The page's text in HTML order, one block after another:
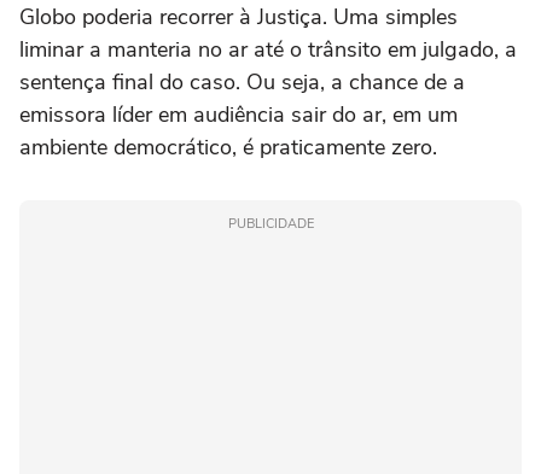
Globo poderia recorrer à Justiça. Uma simples
liminar a manteria no ar até o trânsito em julgado, a
sentença final do caso. Ou seja, a chance de a
emissora líder em audiência sair do ar, em um
ambiente democrático, é praticamente zero.
PUBLICIDADE